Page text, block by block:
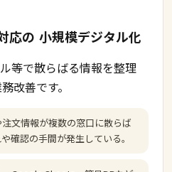
応の 小規模デジタル化
等で散らばる情報を整理
改善です。
文情報が複数の窓口に散らば
確認の手間が発生している。